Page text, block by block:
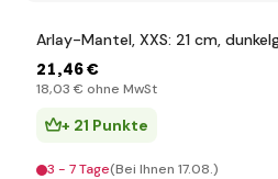
Arlay-Mantel, XXS: 21 cm,
21,46 €
18,03 € ohne MwSt
+ 21 Punkte
3 - 7 Tage(Bei Ihnen 17.08.)